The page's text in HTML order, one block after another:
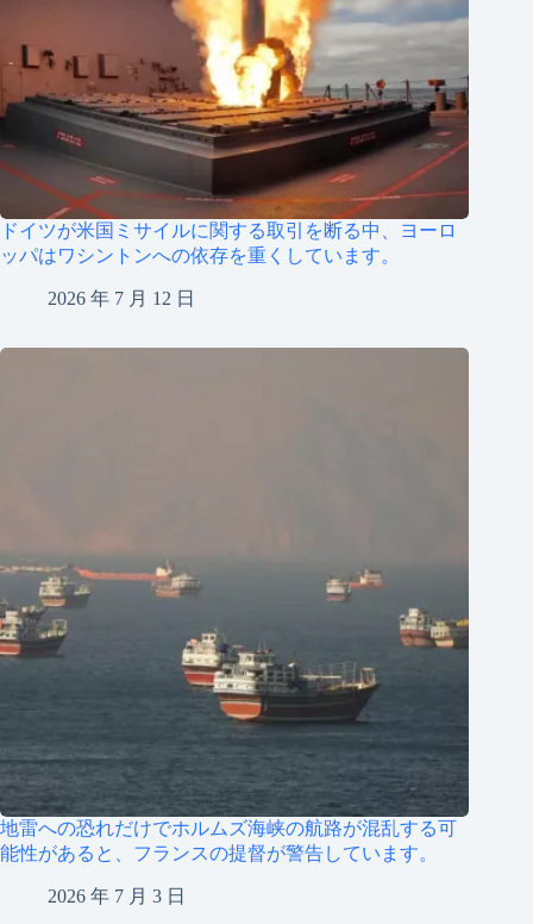
ドイツが米国ミサイルに関する取引を断る中、ヨーロ
ッパはワシントンへの依存を重くしています。
2026 年 7 月 12 日
地雷への恐れだけでホルムズ海峡の航路が混乱する可
能性があると、フランスの提督が警告しています。
2026 年 7 月 3 日